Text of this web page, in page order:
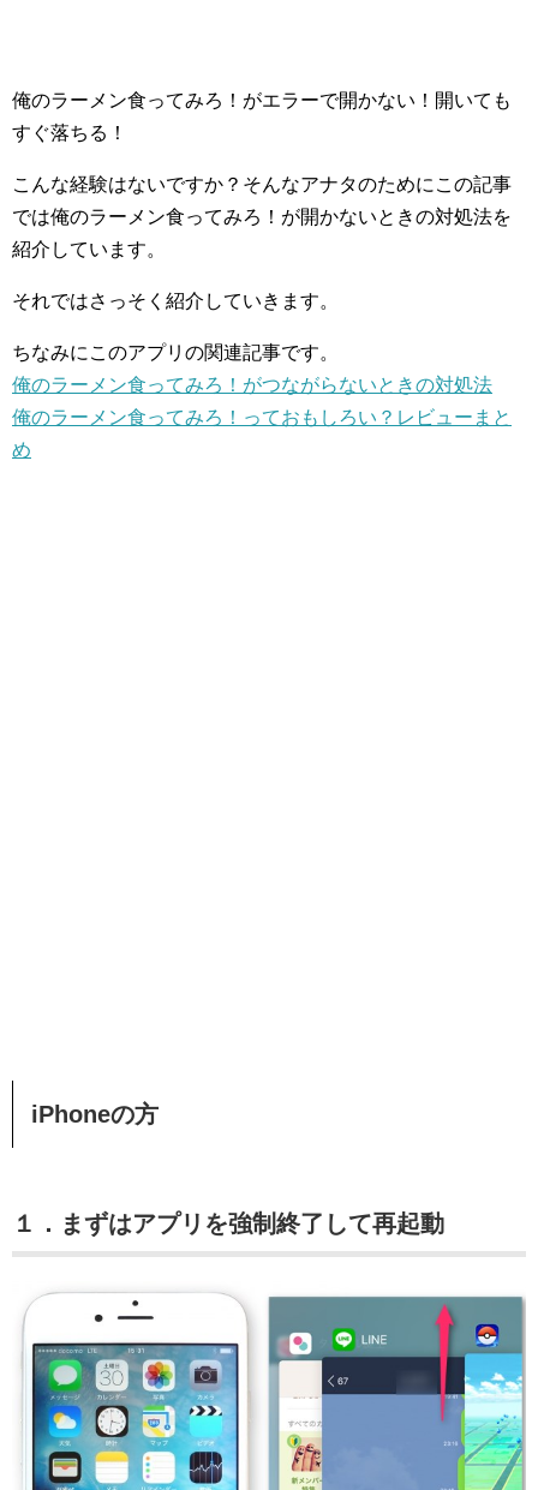
俺のラーメン食ってみろ！がエラーで開かない！開いても
すぐ落ちる！
こんな経験はないですか？そんなアナタのためにこの記事
では俺のラーメン食ってみろ！が開かないときの対処法を
紹介しています。
それではさっそく紹介していきます。
ちなみにこのアプリの関連記事です。
俺のラーメン食ってみろ！がつながらないときの対処法
俺のラーメン食ってみろ！っておもしろい？レビューまと
め
iPhoneの方
１．まずはアプリを強制終了して再起動